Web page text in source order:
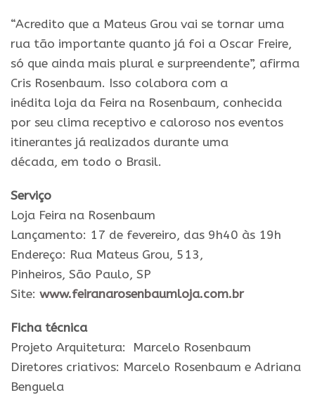
“Acredito que a Mateus Grou vai se tornar uma
rua tão importante quanto já foi a Oscar Freire,
só que ainda mais plural e surpreendente”, afirma
Cris Rosenbaum. Isso colabora com a
inédita loja da Feira na Rosenbaum, conhecida
por seu clima receptivo e caloroso nos eventos
itinerantes já realizados durante uma
década, em todo o Brasil.
Serviço
Loja Feira na Rosenbaum
Lançamento: 17 de fevereiro, das 9h40 às 19h
Endereço: Rua Mateus Grou, 513,
Pinheiros, São Paulo, SP
Site: www.feiranarosenbaumloja.com.br
Ficha técnica
Projeto Arquitetura: Marcelo Rosenbaum
Diretores criativos: Marcelo Rosenbaum e Adriana
Benguela